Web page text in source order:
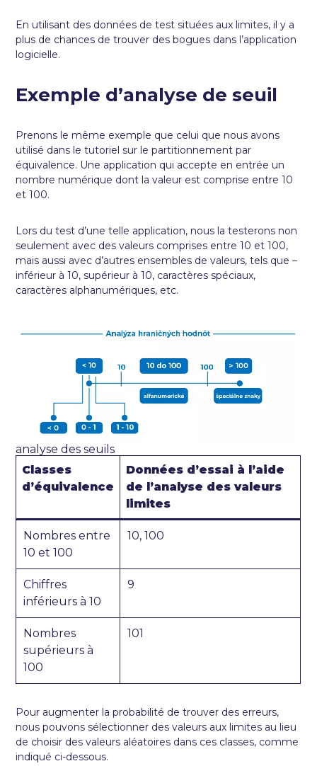
En utilisant des données de test situées aux limites, il y a
plus de chances de trouver des bogues dans l’application
logicielle.
Exemple d’analyse de seuil
Prenons le même exemple que celui que nous avons
utilisé dans le tutoriel sur le partitionnement par
équivalence. Une application qui accepte en entrée un
nombre numérique dont la valeur est comprise entre 10
et 100.
Lors du test d’une telle application, nous la testerons non
seulement avec des valeurs comprises entre 10 et 100,
mais aussi avec d’autres ensembles de valeurs, tels que –
inférieur à 10, supérieur à 10, caractères spéciaux,
caractères alphanumériques, etc.
analyse des seuils
Classes
d’équivalence
Données d’essai à l’aide
de l’analyse des valeurs
limites
Nombres entre
10 et 100
10, 100
Chiffres
inférieurs à 10
9
Nombres
supérieurs à
100
101
Pour augmenter la probabilité de trouver des erreurs,
nous pouvons sélectionner des valeurs aux limites au lieu
de choisir des valeurs aléatoires dans ces classes, comme
indiqué ci-dessous.